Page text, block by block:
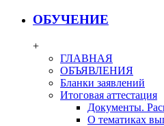
ОБУЧЕНИЕ
+
ГЛАВНАЯ
ОБЪЯВЛЕНИЯ
Бланки заявлений
Итоговая аттестация
Документы.
О тематиках